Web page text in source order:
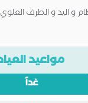
و اليد و الطرف
مواعيد
غداً